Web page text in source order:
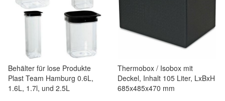
Behälter für lose Produkte
Plast Team Hamburg 0.6L,
1.6L, 1.7l, und 2.5L
Thermobox / Isobox mit
Deckel, Inhalt 105 Liter, LxBxH
685x485x470 mm